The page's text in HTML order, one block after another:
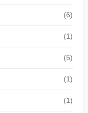
(6)
(1)
(5)
(1)
(1)